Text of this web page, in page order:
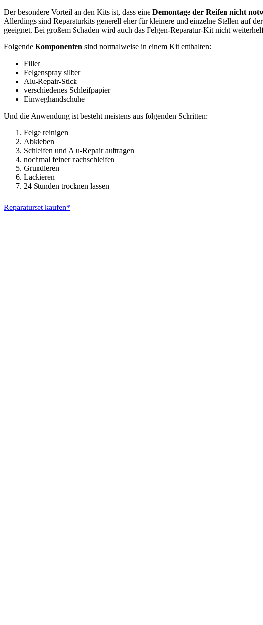
Der besondere Vorteil an den Kits ist, dass eine Demontage der Reifen nicht
Allerdings sind Reparaturkits generell eher für kleinere und einzelne Stellen auf
geeignet. Bei großem Schaden wird auch das Felgen-Reparatur-Kit nicht
Folgende Komponenten sind normalweise in einem Kit enthalten:
Filler
Felgenspray silber
Alu-Repair-Stick
verschiedenes Schleifpapier
Einweghandschuhe
Und die Anwendung ist besteht meistens aus folgenden Schritten:
Felge reinigen
Abkleben
Schleifen und Alu-Repair auftragen
nochmal feiner nachschleifen
Grundieren
Lackieren
24 Stunden trocknen lassen
Reparaturset kaufen*